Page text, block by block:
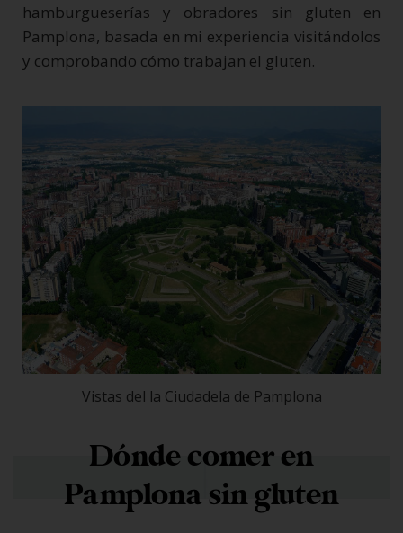
hamburgueserías y obradores sin gluten en
Pamplona, basada en mi experiencia visitándolos
y comprobando cómo trabajan el gluten.
Vistas del la Ciudadela de Pamplona
Dónde comer en
Pamplona sin gluten